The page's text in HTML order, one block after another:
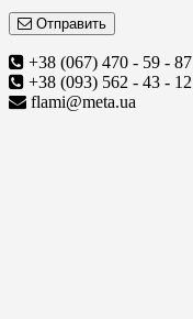
Отправить
+38 (067) 470 - 59 - 87
+38 (093) 562 - 43 - 12
flami@meta.ua